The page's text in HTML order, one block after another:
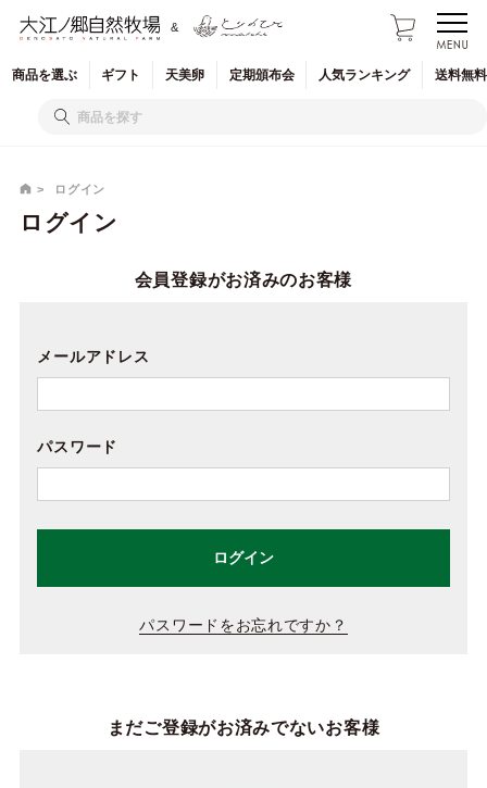
&
商品を選ぶ ギフト 天美卵 定期頒布会 人気ランキング 送料無
ログイン
ログイン
会員登録がお済みのお客様
メールアドレス
パスワード
ログイン
パスワードをお忘れですか？
まだご登録がお済みでないお客様